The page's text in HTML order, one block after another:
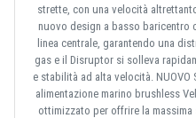
strette, con una velocità
nuovo design a basso baricentro
linea centrale, garantendo una
gas e il Disruptor si solleva
e stabilità ad alta velocità. NUOVO
alimentazione marino brushless
ottimizzato per offrire la